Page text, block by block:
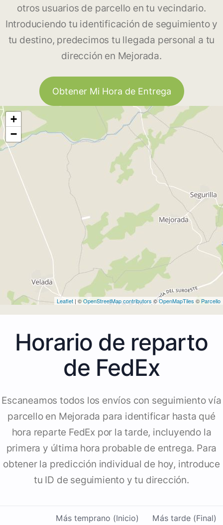
otros usuarios de parcello en tu vecindario.
Introduciendo tu identificación de seguimiento y
tu destino, predecimos tu llegada personal a tu
dirección en Mejorada.
Obtener Mi Hora de Entrega
+
−
Leaflet | ©OpenStreetMap contributors ©OpenMapTiles © Parcello
Horario de reparto
de FedEx
Escaneamos todos los envíos con seguimiento vía
parcello en Mejorada para identificar hasta qué
hora reparte FedEx por la tarde, incluyendo la
primera y última hora probable de entrega. Para
obtener la predicción individual de hoy, introduce
tu ID de seguimiento y tu dirección.
Más temprano (Inicio) Más tarde (Final)